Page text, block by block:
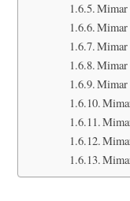
Mimar
Mimar
Mimar
Mimar
Mimar